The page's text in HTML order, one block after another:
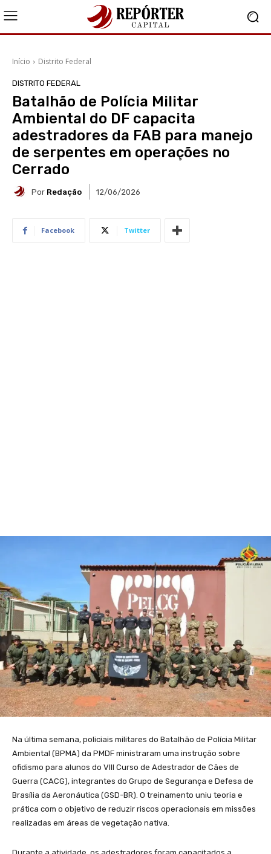
Início Distrito Federal
DISTRITO FEDERAL
Batalhão de Polícia Militar
Ambiental do DF capacita
adestradores da FAB para manejo
de serpentes em operações no
Cerrado
Por Redação 12/06/2026
Facebook Twitter
Na última semana, policiais militares do Batalhão de Polícia Militar
Ambiental (BPMA) da PMDF ministraram uma instrução sobre
ofidismo para alunos do VIII Curso de Adestrador de Cães de
Guerra (CACG), integrantes do Grupo de Segurança e Defesa de
Brasília da Aeronáutica (GSD-BR). O treinamento uniu teoria e
prática com o objetivo de reduzir riscos operacionais em missões
realizadas em áreas de vegetação nativa.